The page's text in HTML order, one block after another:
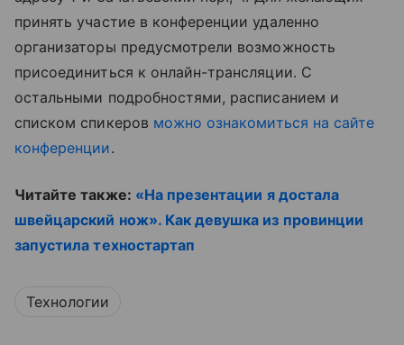
принять участие в конференции удаленно
организаторы предусмотрели возможность
присоединиться к онлайн-трансляции. С
остальными подробностями, расписанием и
списком спикеров можно ознакомиться на сайте
конференции.
Читайте также: «На презентации я достала
швейцарский нож». Как девушка из провинции
запустила техностартап
Технологии